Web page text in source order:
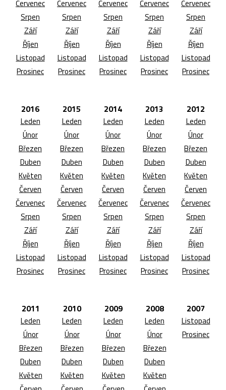
Červenec
Srpen
Září
Říjen
Listopad
Prosinec
Červenec
Srpen
Září
Říjen
Listopad
Prosinec
Červenec
Srpen
Září
Říjen
Listopad
Prosinec
Červenec
Srpen
Září
Říjen
Listopad
Prosinec
Červenec
Srpen
Září
Říjen
Listopad
Prosinec
2016
Leden
Únor
Březen
Duben
Květen
Červen
Červenec
Srpen
Září
Říjen
Listopad
Prosinec
2015
Leden
Únor
Březen
Duben
Květen
Červen
Červenec
Srpen
Září
Říjen
Listopad
Prosinec
2014
Leden
Únor
Březen
Duben
Květen
Červen
Červenec
Srpen
Září
Říjen
Listopad
Prosinec
2013
Leden
Únor
Březen
Duben
Květen
Červen
Červenec
Srpen
Září
Říjen
Listopad
Prosinec
2012
Leden
Únor
Březen
Duben
Květen
Červen
Červenec
Srpen
Září
Říjen
Listopad
Prosinec
2011
Leden
Únor
Březen
Duben
Květen
2010
Leden
Únor
Březen
Duben
Květen
2009
Leden
Únor
Březen
Duben
Květen
2008
Leden
Únor
Březen
Duben
Květen
2007
Listopad
Prosinec